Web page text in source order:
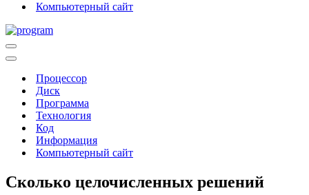
Компьютерный сайт
Меню
навигации
Меню
навигацииПроцессор
Диск
Программа
Технология
Код
Информация
Компьютерный сайт
Сколько целочисленных решений